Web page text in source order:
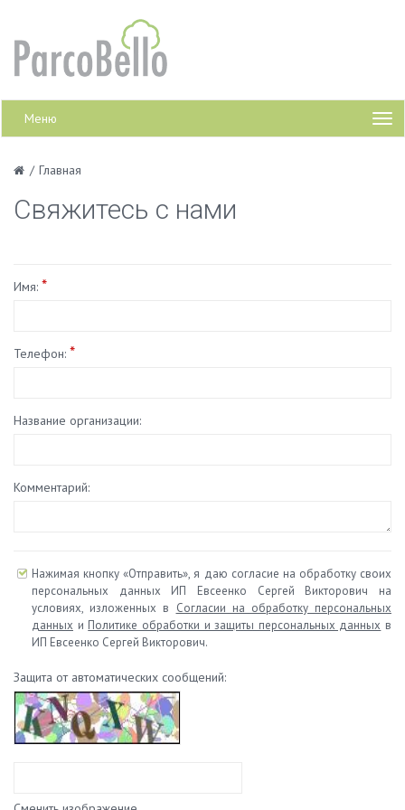
Меню
/ Главная
Свяжитесь с нами
Имя: *
Телефон: *
Название организации:
Комментарий:
Нажимая кнопку «Отправить», я даю согласие на обработку своих
персональных данных ИП Евсеенко Сергей Викторович на
условиях, изложенных в Согласии на обработку персональных
данных и Политике обработки и защиты персональных данных в
ИП Евсеенко Сергей Викторович.
Защита от автоматических сообщений: